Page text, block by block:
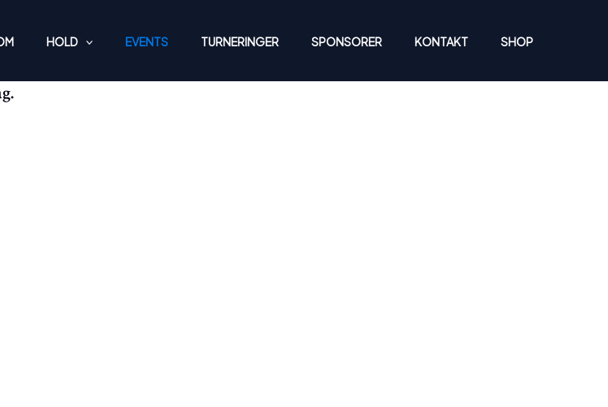
HOLD EVENTS TURNERINGER SPONSORER KONTAKT SHOP